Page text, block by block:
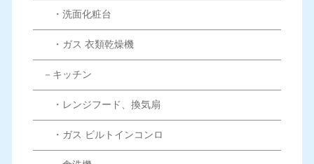
・洗面化粧台
・ガス 衣類乾燥機
－キッチン
・レンジフード、換気扇
・ガス ビルトインコンロ